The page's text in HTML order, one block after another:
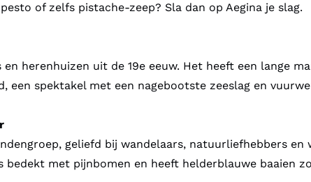
of zelfs pistache-zeep? Sla dan op Aegina je slag.
herenhuizen uit de 19e eeuw. Het heeft een lange
een spektakel met een nagebootste zeeslag en
geliefd bij wandelaars, natuurliefhebbers en
bedekt met pijnbomen en heeft helderblauwe baaien